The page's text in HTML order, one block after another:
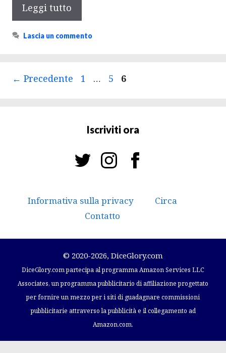
Leggi tutto
Lascia un commento
Navigazione
← Precedente Pagina
1 … Pagina
5 Pagina
6
Iscriviti ora
Informativa sulla privacy
Circa
Contatto
© 2020-2026, DiceGlory.com
DiceGlory.com partecipa al programma Amazon Services LLC
Associates, un programma pubblicitario di affiliazione progettato
per fornire un mezzo per i siti di guadagnare commissioni
pubblicitarie attraverso la pubblicità e il collegamento ad
Amazon.com.